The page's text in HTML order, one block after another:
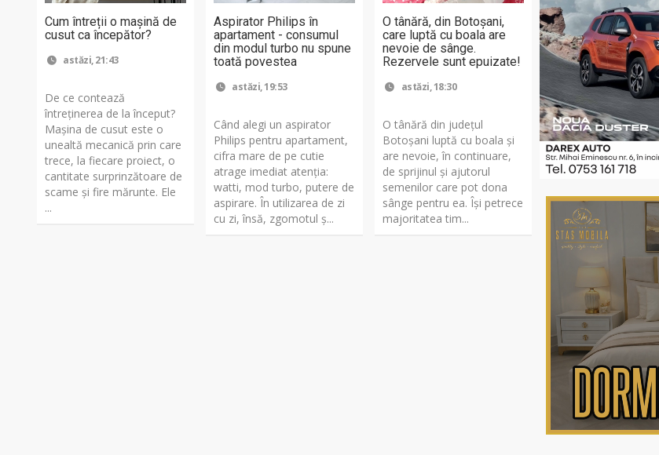
Cum întreții o mașină de
cusut ca începător?
astăzi, 21:43
De ce contează
întreținerea de la început?
Mașina de cusut este o
unealtă mecanică prin care
trece, la fiecare proiect, o
cantitate surprinzătoare de
scame și fire mărunte. Ele
...
Aspirator Philips în
apartament - consumul
din modul turbo nu spune
toată povestea
astăzi, 19:53
Când alegi un aspirator
Philips pentru apartament,
cifra mare de pe cutie
atrage imediat atenția:
watti, mod turbo, putere de
aspirare. În utilizarea de zi
cu zi, însă, zgomotul ș...
O tânără, din Botoșani,
care luptă cu boala are
nevoie de sânge.
Rezervele sunt epuizate!
astăzi, 18:30
O tânără din județul
Botoșani luptă cu boala și
are nevoie, în continuare,
de sprijinul și ajutorul
semenilor care pot dona
sânge pentru ea. Își petrece
majoritatea tim...